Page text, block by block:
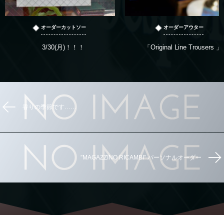
オーダーカットソー
3/30(月)！！！
オーダーアウター
「Original Line Trousers 」
香りの季節です……
”MAGAZZINO RICAMBI” パーソナルオーダー